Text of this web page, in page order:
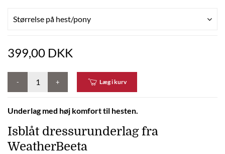
Størrelse på hest/pony
399,00 DKK
- + Læg i kurv
Underlag med høj komfort til hesten.
Isblåt dressurunderlag fra
WeatherBeeta